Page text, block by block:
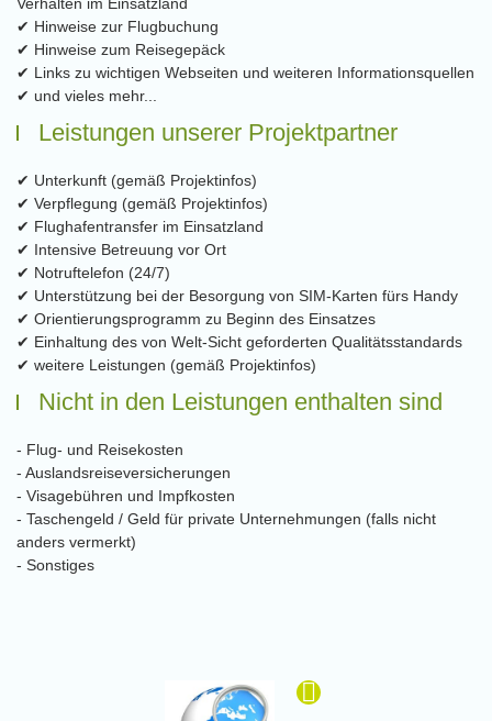
✔ Hinweise zur Flugbuchung
✔ Hinweise zum Reisegepäck
✔ Links zu wichtigen Webseiten und weiteren Informationsquellen
✔ und vieles mehr...
Leistungen unserer Projektpartner
✔ Unterkunft (gemäß Projektinfos)
✔ Verpflegung (gemäß Projektinfos)
✔ Flughafentransfer im Einsatzland
✔ Intensive Betreuung vor Ort
✔ Notruftelefon (24/7)
✔ Unterstützung bei der Besorgung von SIM-Karten fürs Handy
✔ Orientierungsprogramm zu Beginn des Einsatzes
✔ Einhaltung des von Welt-Sicht geforderten Qualitätsstandards
✔ weitere Leistungen (gemäß Projektinfos)
Nicht in den Leistungen enthalten sind
- Flug- und Reisekosten
- Auslandsreiseversicherungen
- Visagebühren und Impfkosten
- Taschengeld / Geld für private Unternehmungen (falls nicht
anders vermerkt)
- Sonstiges